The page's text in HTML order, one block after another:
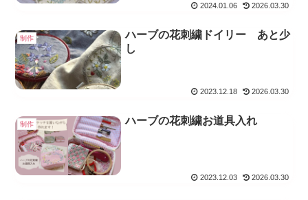
2024.01.06 2026.03.30
制作
ハーブの花刺繍ドイリー あと少
し
2023.12.18 2026.03.30
制作 ハーブの花刺繍お道具入れ
2023.12.03 2026.03.30